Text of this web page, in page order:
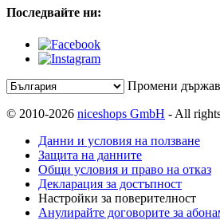
Последвайте ни:
Промени
© 2010-2026 niceshops GmbH - All
Данни и условия на ползване
Защита на данните
Общи условия и право на отказ
Декларация за достъпност
Настройки за поверителност
Анулирайте договорите за